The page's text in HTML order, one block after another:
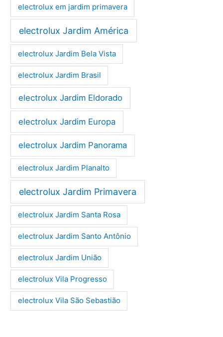
electrolux em jardim primavera
electrolux Jardim América
electrolux Jardim Bela Vista
electrolux Jardim Brasil
electrolux Jardim Eldorado
electrolux Jardim Europa
electrolux Jardim Panorama
electrolux Jardim Planalto
electrolux Jardim Primavera
electrolux Jardim Santa Rosa
electrolux Jardim Santo Antônio
electrolux Jardim União
electrolux Vila Progresso
electrolux Vila São Sebastião